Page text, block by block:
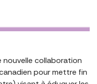
nouvelle collaboration
pour mettre fin